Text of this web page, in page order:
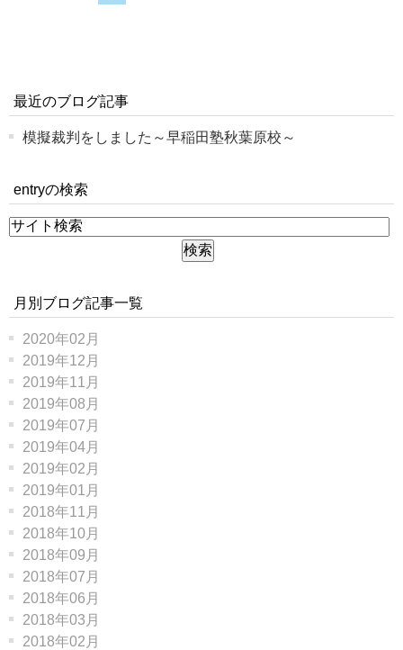
最近のブログ記事
模擬裁判をしました～早稲田塾秋葉原校～
entryの検索
月別ブログ記事一覧
2020年02月
2019年12月
2019年11月
2019年08月
2019年07月
2019年04月
2019年02月
2019年01月
2018年11月
2018年10月
2018年09月
2018年07月
2018年06月
2018年03月
2018年02月